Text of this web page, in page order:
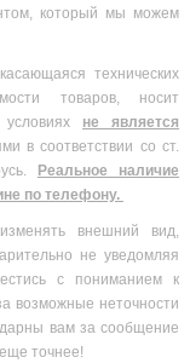
который мы можем
технических
товаров, носит
не является
в соответствии со ст.
Реальное наличие
по телефону.
внешний вид,
не уведомляя
с пониманием к
возможные неточности
вам за сообщение
точнее!